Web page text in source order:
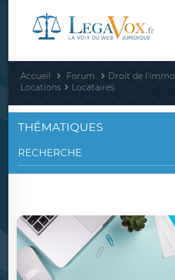
Accueil Forum
Droit de
Locations
Locataires
THÉMATIQUES